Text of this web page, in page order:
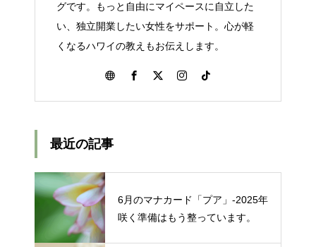
グです。もっと自由にマイペースに自立した
い、独立開業したい女性をサポート。心が軽
くなるハワイの教えもお伝えします。
最近の記事
6月のマナカード「プア」‐2025年
咲く準備はもう整っています。